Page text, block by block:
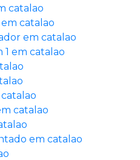
catalao
catalao
em catalao
1 em catalao
catalao
em catalao